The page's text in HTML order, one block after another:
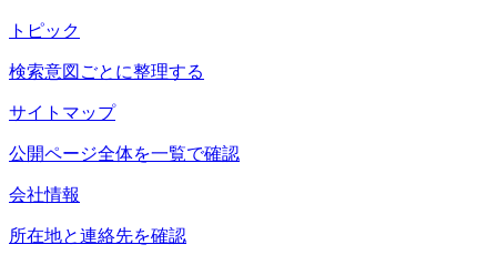
トピック
検索意図ごとに整理する
サイトマップ
公開ページ全体を一覧で確認
会社情報
所在地と連絡先を確認